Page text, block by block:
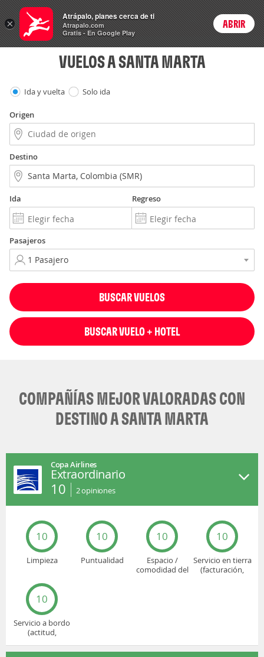
Vuelos Login
VUELOS A SANTA MARTA
Ida y vuelta Solo ida
Origen
Destino
Ida Regreso
Pasajeros
BUSCAR VUELOS
BUSCAR VUELO + HOTEL
COMPAÑÍAS MEJOR VALORADAS CON
DESTINO A SANTA MARTA
Copa Airlines
Extraordinario
10 2opiniones
10
Limpieza
10
Puntualidad
10
Espacio /
comodidad del
10
Servicio en tierra
(facturación,
10
Servicio a bordo
(actitud,
×
Atrápalo, planes cerca de ti
Atrapalo.com
Gratis - En Google Play
ABRIR